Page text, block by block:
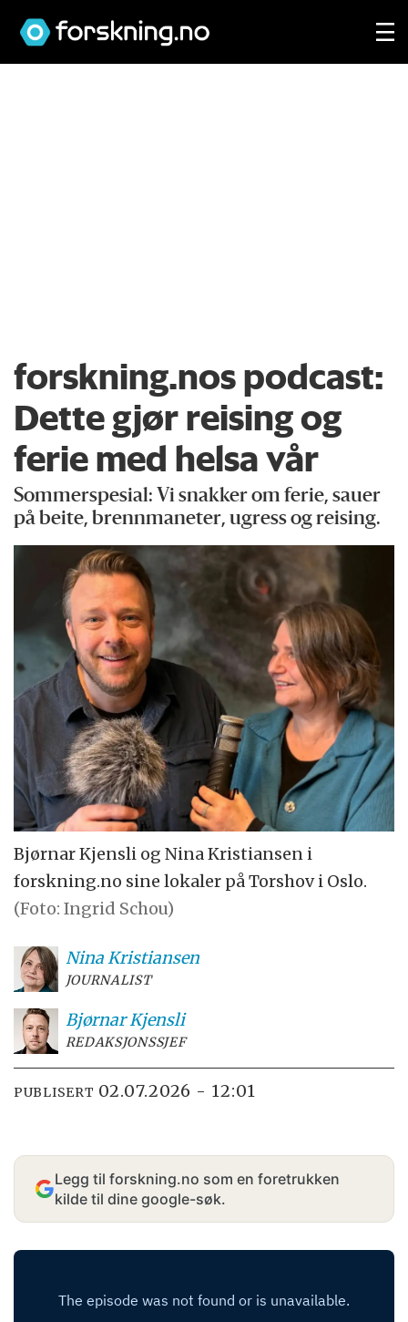
forskning.nos podcast:
Dette gjør reising og
ferie med helsa vår
Sommerspesial: Vi snakker om ferie, sauer
på beite, brennmaneter, ugress og reising.
Bjørnar Kjensli og Nina Kristiansen i
forskning.no sine lokaler på Torshov i Oslo.
(Foto: Ingrid Schou)
NinaKristiansen
JOURNALIST
BjørnarKjensli
REDAKSJONSSJEF
PUBLISERT 02.07.2026 - 12:01
Legg til forskning.no som en foretrukken
kilde til dine google-søk.